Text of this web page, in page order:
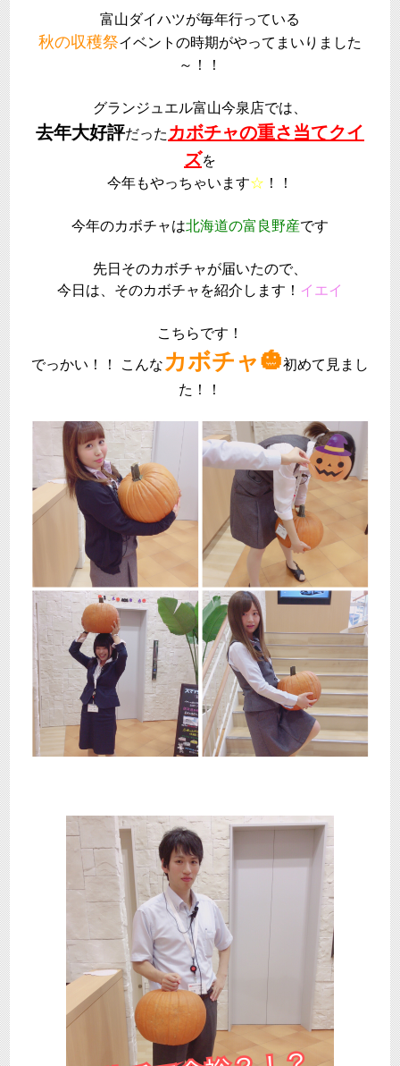
富山ダイハツが毎年行っている
秋の収穫祭イベントの時期がやってまいりました
～！！
グランジュエル富山今泉店では、
去年大好評だった カボチャの重さ当てクイ
ズを
今年もやっちゃいます☆ ！！
今年のカボチャは北海道の富良野産です
先日そのカボチャが届いたので、
今日は、そのカボチャを紹介します！ イエイ
こちらです！
でっかい！！ こんなカボチャ🎃初めて見まし
た！！